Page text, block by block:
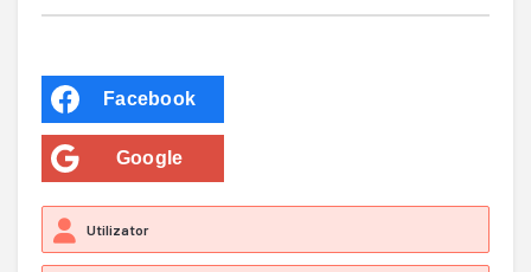
Facebook
Google